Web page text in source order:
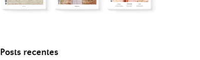
Posts recentes